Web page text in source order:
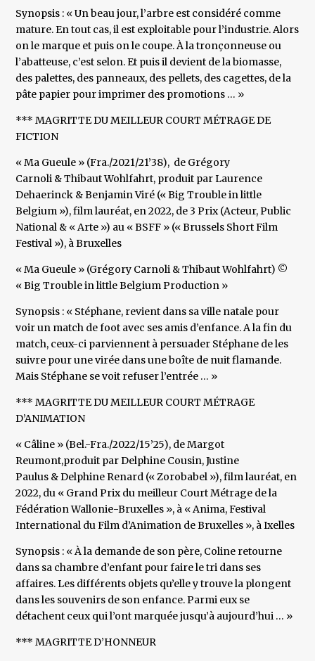
Synopsis : « Un beau jour, l’arbre est considéré comme
mature. En tout cas, il est exploitable pour l’industrie. Alors
on le marque et puis on le coupe. À la tronçonneuse ou
l’abatteuse, c’est selon. Et puis il devient de la biomasse,
des palettes, des panneaux, des pellets, des cagettes, de la
pâte papier pour imprimer des promotions … »
*** MAGRITTE DU MEILLEUR COURT MÉTRAGE DE
FICTION
« Ma Gueule » (Fra./2021/21’38), de Grégory
Carnoli & Thibaut Wohlfahrt, produit par Laurence
Dehaerinck & Benjamin Viré (« Big Trouble in little
Belgium »), film lauréat, en 2022, de 3 Prix (Acteur, Public
National & « Arte ») au « BSFF » (« Brussels Short Film
Festival »), à Bruxelles
« Ma Gueule » (Grégory Carnoli & Thibaut Wohlfahrt) ©
« Big Trouble in little Belgium Production »
Synopsis : « Stéphane, revient dans sa ville natale pour
voir un match de foot avec ses amis d’enfance. A la fin du
match, ceux-ci parviennent à persuader Stéphane de les
suivre pour une virée dans une boîte de nuit flamande.
Mais Stéphane se voit refuser l’entrée … »
*** MAGRITTE DU MEILLEUR COURT MÉTRAGE
D’ANIMATION
« Câline » (Bel.-Fra./2022/15’25), de Margot
Reumont,produit par Delphine Cousin, Justine
Paulus & Delphine Renard (« Zorobabel »), film lauréat, en
2022, du « Grand Prix du meilleur Court Métrage de la
Fédération Wallonie-Bruxelles », à « Anima, Festival
International du Film d’Animation de Bruxelles », à Ixelles
Synopsis : « À la demande de son père, Coline retourne
dans sa chambre d’enfant pour faire le tri dans ses
affaires. Les différents objets qu’elle y trouve la plongent
dans les souvenirs de son enfance. Parmi eux se
détachent ceux qui l’ont marquée jusqu’à aujourd’hui … »
*** MAGRITTE D’HONNEUR